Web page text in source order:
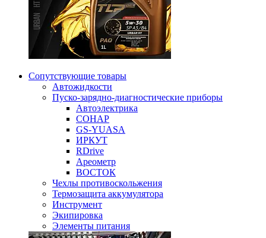
Сопутствующие товары
Автожидкости
Пуско-зарядно-диагностические приборы
Автоэлектрика
СОНАР
GS-YUASA
ИРКУТ
RDrive
Ареометр
ВОСТОК
Чехлы противоскольжения
Термозащита аккумулятора
Инструмент
Экипировка
Элементы питания